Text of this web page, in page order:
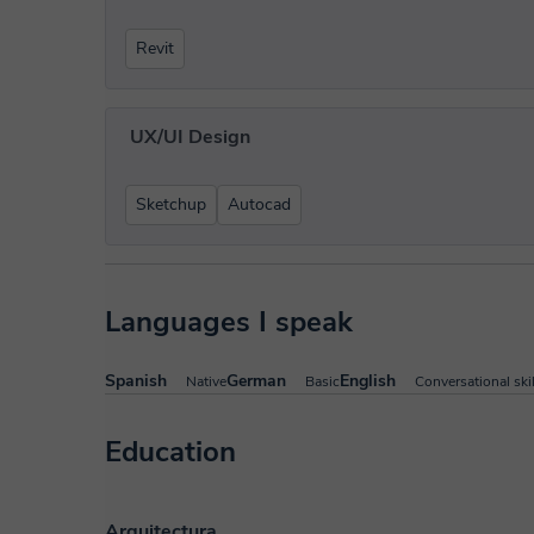
Revit
UX/UI Design
Sketchup Autocad
Languages I speak
Spanish NativeGerman BasicEnglish Conversational
Education